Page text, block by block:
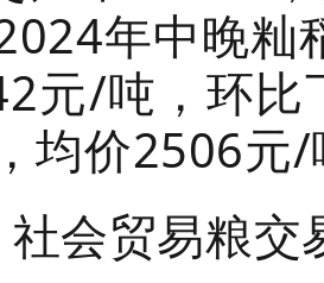
年中晚籼
元/吨，环
均价2506元/
社会贸易粮交